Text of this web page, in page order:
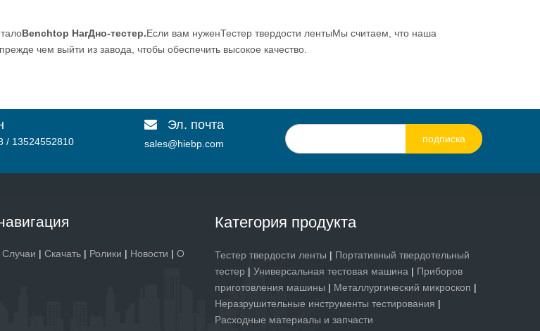
Benchtop HarДно-тестер.Если вам нуженТестер твердости лентыМы считаем, что наша
чем выйти из завода, чтобы обеспечить высокое качество.
/ 13524552810
 Эл. почта
sales@hiebp.com подписка
Случаи | Скачать | Ролики | Новости | О
Категория продукта
Тестер твердости ленты | Портативный твердотельный
тестер | Универсальная тестовая машина | Приборов
приготовления машины | Металлургический микроскоп |
Неразрушительные инструменты тестирования |
Расходные материалы и запчасти